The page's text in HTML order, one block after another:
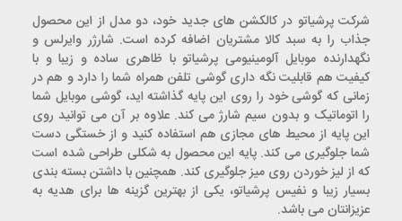
شرکت پرشیاتو در کالکشن های جدید خود، دو مدل از این محصول
جذاب را به سبد کالا مشتریان اضافه کرده است. شارژر وایرلس و
نگهدارنده موبایل آلومینیومی پرشیاتو با ظاهری ساده و زیبا و با
کیفیت هم قابلیت نگه داری گوشی تلفن همراه شما را دارد و هم در
زمانی که گوشی خود را روی این پایه گذاشته اید، گوشی موبایل شما
را اتوماتیک و بدون سیم شارژ می کند. علاوه بر آن می توانید روی
این پایه از محیط های مجازی هم استفاده کنید و از خستگی دست
شما جلوگیری می کند. پایه این محصول به شکلی طراحی شده است
که از لیز خوردن روی میز جلوگیری کند. همچنین با داشتن بسته بندی
بسیار زیبا و نفیس پرشیاتو، یکی از بهترین گزینه ها برای هدیه به
عزیزانتان می باشد.